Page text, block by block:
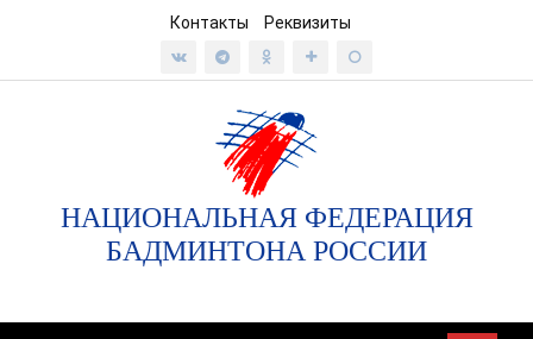
Контакты Реквизиты
НАЦИОНАЛЬНАЯ ФЕДЕРАЦИЯ
БАДМИНТОНА РОССИИ